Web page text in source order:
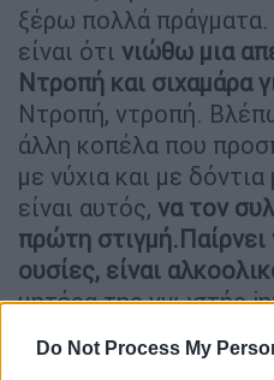
Do Not Process My
ξέρω πολλά
είναι ότι νιώθω μια
Ντροπή και σιχαμάρα
Ντροπή, ντροπή.
άλλη κοπέλα που
με νύχια και με
είναι αυτός, να τον
πρώτη στιγμή.
ουσίες, είναι
μητέρα της γνωστής
μπορούσε να
της» είπε αρχικά.